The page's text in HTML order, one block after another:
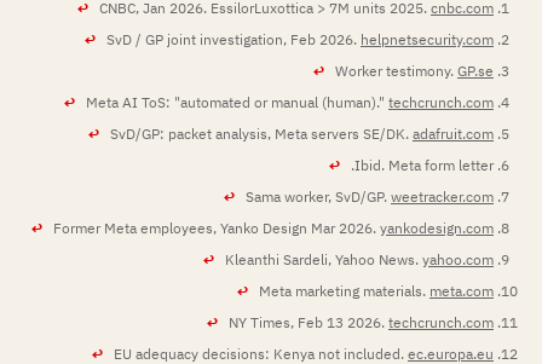
CNBC, Jan 2026. EssilorLuxottica > 7M units 2025.cnbc.com
↩
SvD / GP joint investigation, Feb 2026. helpnetsecurity.com
↩
Worker testimony.GP.se
↩
Meta AI ToS: "automated or manual (human)." techcrunch.com
↩
SvD/GP: packet analysis, Meta servers SE/DK.adafruit.com
↩
Ibid. Meta form letter.
↩
Sama worker, SvD/GP.weetracker.com
↩
Former Meta employees, Yanko Design Mar 2026.yankodesign.com
↩
Kleanthi Sardeli, Yahoo News.yahoo.com
↩
Meta marketing materials. meta.com
↩
NY Times, Feb 13 2026.techcrunch.com
↩
EU adequacy decisions: Kenya not included.ec.europa.eu
↩